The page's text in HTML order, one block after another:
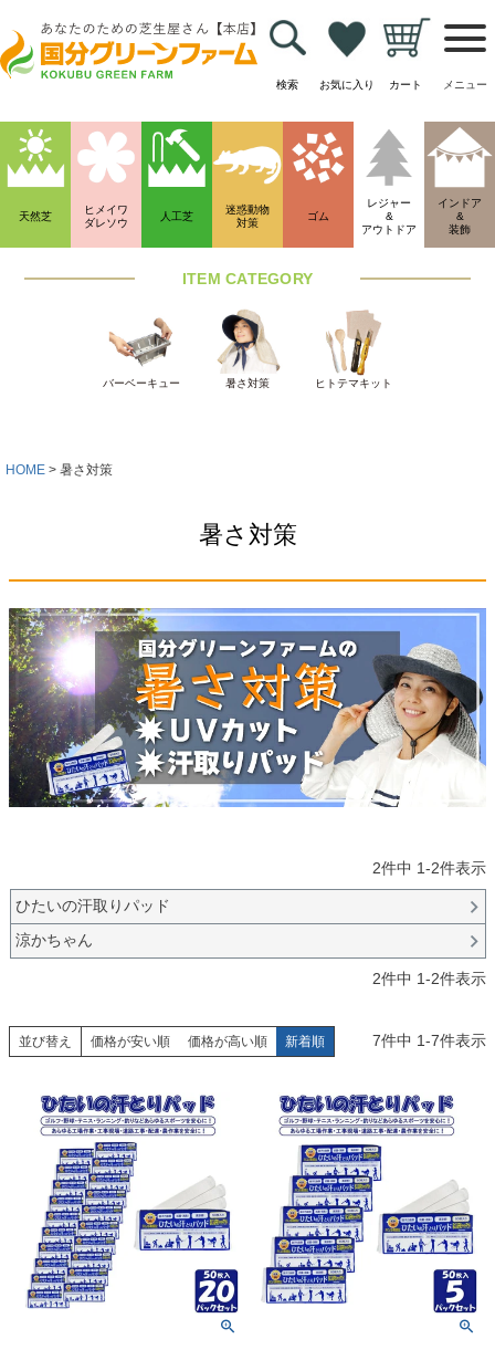
検索 お気に入り カート メニュー
HOME 暑さ対策
暑さ対策
2件中 1-2件表示
ひたいの汗取りパッド
涼かちゃん
2件中 1-2件表示
並び替え 価格が安い順 価格が高い順 新着順 7件中 1-7件表示